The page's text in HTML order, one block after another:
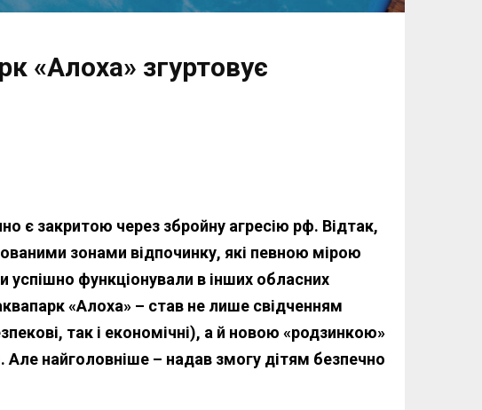
«Алоха» згуртовує
є закритою через збройну агресію рф. Відтак,
зонами відпочинку, які певною мірою
успішно функціонували в інших обласних
«Алоха» – став не лише свідченням
так і економічні), а й новою «родзинкою»
Але найголовніше – надав змогу дітям безпечно